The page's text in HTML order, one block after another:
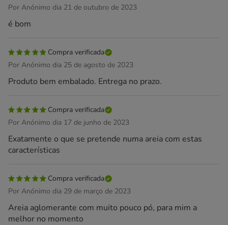
Por Anónimo dia 21 de outubro de 2023
é bom
Compra verificada
Por Anónimo dia 25 de agosto de 2023
Produto bem embalado. Entrega no prazo.
Compra verificada
Por Anónimo dia 17 de junho de 2023
Exatamente o que se pretende numa areia com estas
características
Compra verificada
Por Anónimo dia 29 de março de 2023
Areia aglomerante com muito pouco pó, para mim a
melhor no momento